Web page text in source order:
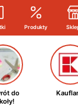
Produkty
do